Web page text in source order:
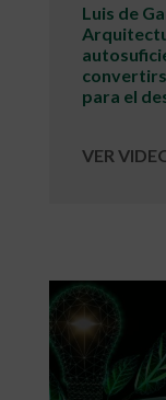
Luis de
para el
VER